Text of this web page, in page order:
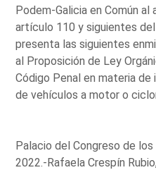
Podem-Galicia en Común
artículo 110 y siguientes
presenta las siguientes
al Proposición de Ley
Código Penal en materia
de vehículos a motor o
Palacio del Congreso de
2022.-Rafaela Crespín